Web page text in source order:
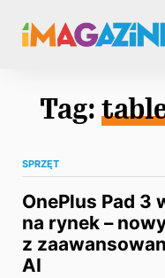
Tag:
SPRZĘT
OnePlus Pad 3
na rynek –
z
AI